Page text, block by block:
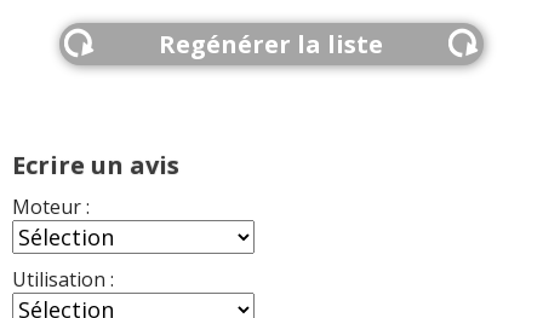
Regénérer la liste
Ecrire un avis
Moteur :
Utilisation :